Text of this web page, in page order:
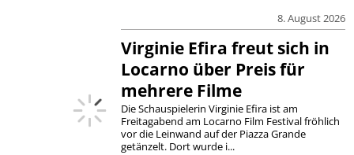
8. August 2026
Virginie Efira freut sich in
Locarno über Preis für
mehrere Filme
Die Schauspielerin Virginie Efira ist am
Freitagabend am Locarno Film Festival fröhlich
vor die Leinwand auf der Piazza Grande
getänzelt. Dort wurde i...